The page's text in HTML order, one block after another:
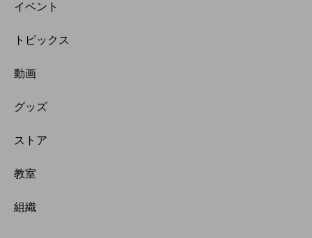
イベント
トピックス
動画
グッズ
ストア
教室
組織